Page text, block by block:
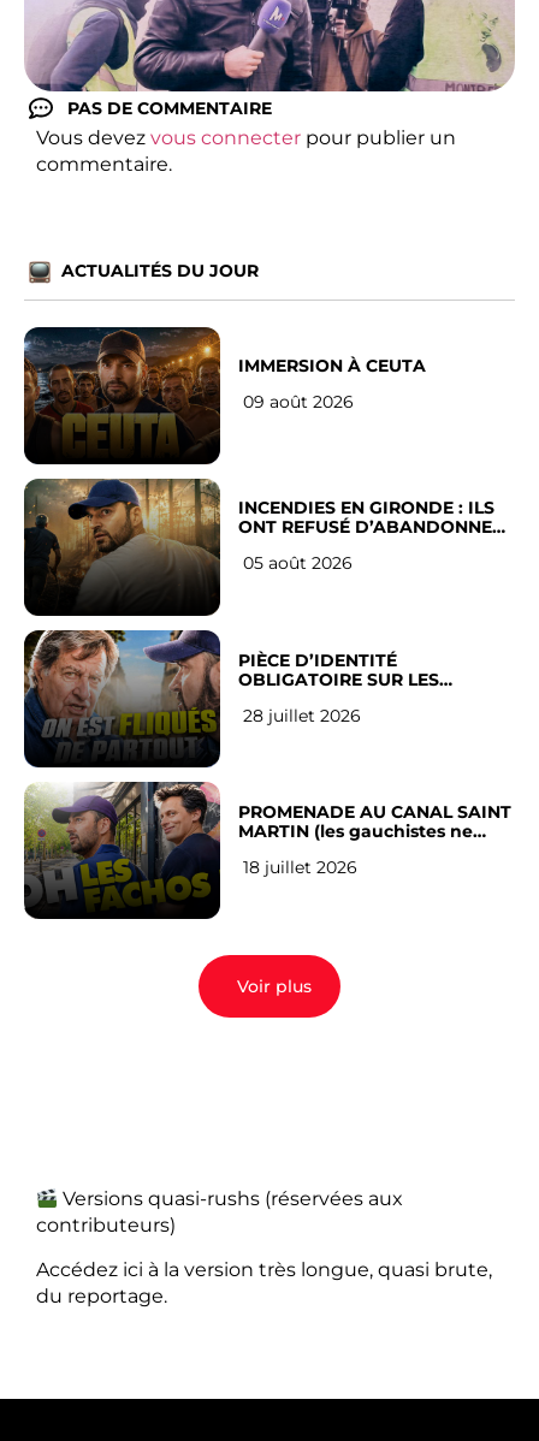
PAS DE COMMENTAIRE
Vous devez vous connecter pour publier un
commentaire.
ACTUALITÉS DU JOUR
IMMERSION À CEUTA
09 août 2026
INCENDIES EN GIRONDE : ILS
ONT REFUSÉ D’ABANDONNER
05 août 2026
PIÈCE D’IDENTITÉ
OBLIGATOIRE SUR LES
Français
28 juillet 2026
PROMENADE AU CANAL SAINT
MARTIN (les gauchistes ne
18 juillet 2026
Voir plus
Versions quasi-rushs (réservées aux
contributeurs)
Accédez ici à la version très longue, quasi brute,
du reportage.